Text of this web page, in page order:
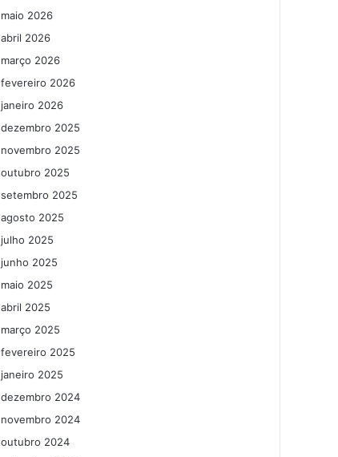
maio 2026
abril 2026
março 2026
fevereiro 2026
janeiro 2026
dezembro 2025
novembro 2025
outubro 2025
setembro 2025
agosto 2025
julho 2025
junho 2025
maio 2025
abril 2025
março 2025
fevereiro 2025
janeiro 2025
dezembro 2024
novembro 2024
outubro 2024